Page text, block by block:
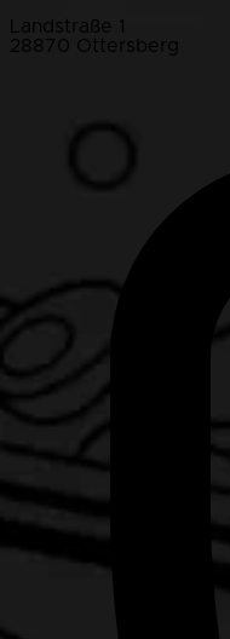
Landstraße 1
28870 Ottersberg